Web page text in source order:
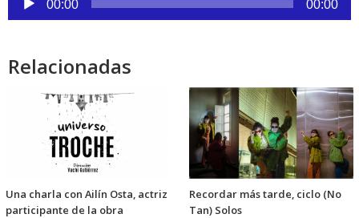
de
00:00 00:00
Relacionadas
Una charla con Ailín Osta, actriz
participante de la obra
Recordar más tarde, ciclo (No
Tan) Solos